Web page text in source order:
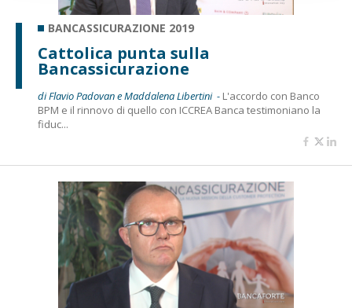
BANCASSICURAZIONE 2019
Cattolica punta sulla
Bancassicurazione
di Flavio Padovan e Maddalena Libertini - L'accordo con Banco
BPM e il rinnovo di quello con ICCREA Banca testimoniano la
fiduc...